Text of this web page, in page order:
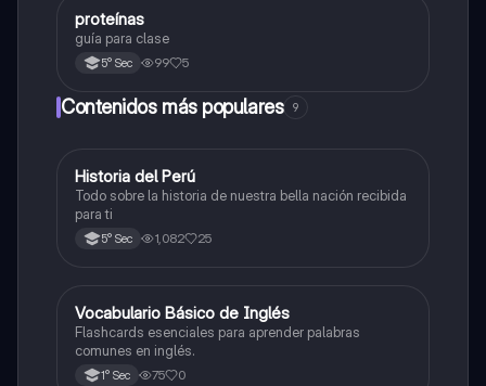
Biología
proteínas
guía para clase
5° Sec 99 5
Contenidos más populares 9
Ciencias Sociales
Historia del Perú
Todo sobre la historia de nuestra bella nación recibida
para ti
5° Sec 1,082 25
VInglés
Vocabulario Básico de Inglés
Flashcards esenciales para aprender palabras
comunes en inglés.
1° Sec 75 0